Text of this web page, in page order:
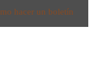
hacer un boletín